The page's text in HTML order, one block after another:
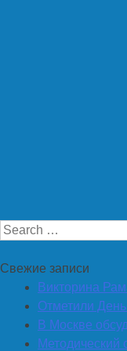
Search
Свежие записи
Викторина
Отметили
В Москве
Методический